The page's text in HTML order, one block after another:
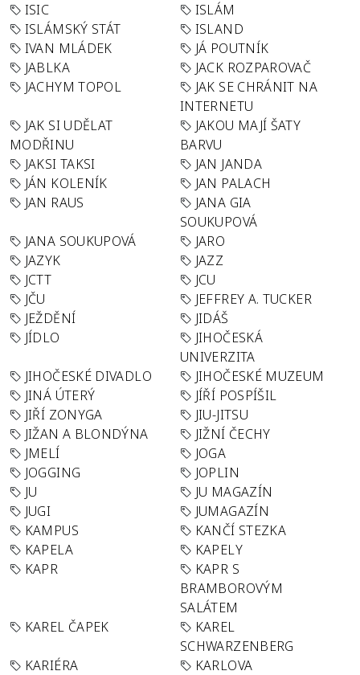
ISIC
ISLÁM
ISLÁMSKÝ STÁT
ISLAND
IVAN MLÁDEK
JÁ POUTNÍK
JABLKA
JACK ROZPAROVAČ
JACHYM TOPOL
JAK SE CHRÁNIT NA
INTERNETU
JAK SI UDĚLAT
MODŘINU
JAKOU MAJÍ ŠATY
BARVU
JAKSI TAKSI
JAN JANDA
JÁN KOLENÍK
JAN PALACH
JAN RAUS
JANA GIA
SOUKUPOVÁ
JANA SOUKUPOVÁ
JARO
JAZYK
JAZZ
JCTT
JCU
JČU
JEFFREY A. TUCKER
JEŽDĚNÍ
JIDÁŠ
JÍDLO
JIHOČESKÁ
UNIVERZITA
JIHOČESKÉ DIVADLO
JIHOČESKÉ MUZEUM
JINÁ ÚTERÝ
JÍŘÍ POSPÍŠIL
JIŘÍ ZONYGA
JIU-JITSU
JIŽAN A BLONDÝNA
JIŽNÍ ČECHY
JMELÍ
JOGA
JOGGING
JOPLIN
JU
JU MAGAZÍN
JUGI
JUMAGAZÍN
KAMPUS
KANČÍ STEZKA
KAPELA
KAPELY
KAPR
KAPR S
BRAMBOROVÝM
SALÁTEM
KAREL ČAPEK
KAREL
SCHWARZENBERG
KARIÉRA
KARLOVA